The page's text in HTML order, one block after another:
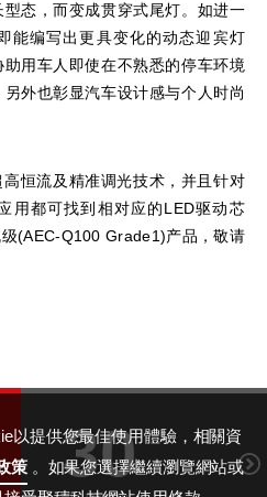
态，而变成贯穿式尾灯。如进一
能编写出更具变化的动态迎宾灯
用车人即使在不熟悉的停车环境
外也彰显汽车设计感与个人时尚
恒流及精准调光技术，并且针对
用都可找到相对应的LED驱动芯
(AEC-Q100 Grade1)产品，敬请
30
以提供您最佳使用體驗，相關資
策 。如果您選擇繼續瀏覽網站或